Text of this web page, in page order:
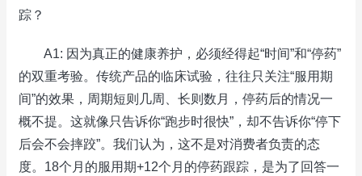
踪？
A1: 因为真正的健康养护，必须经得起“时间”和“停药”
的双重考验。传统产品的临床试验，往往只关注“服用期
间”的效果，周期短则几周、长则数月，停药后的情况一
概不提。这就像只告诉你“跑步时很快”，却不告诉你“停下
后会不会摔跤”。我们认为，这不是对消费者负责的态
度。18个月的服用期+12个月的停药跟踪，是为了回答一